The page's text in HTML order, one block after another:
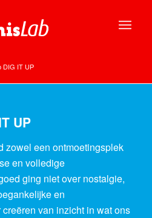
DIG IT UP
UP
zowel een ontmoetingsplek
en volledige
ging niet over nostalgie,
en
van inzicht in wat ons